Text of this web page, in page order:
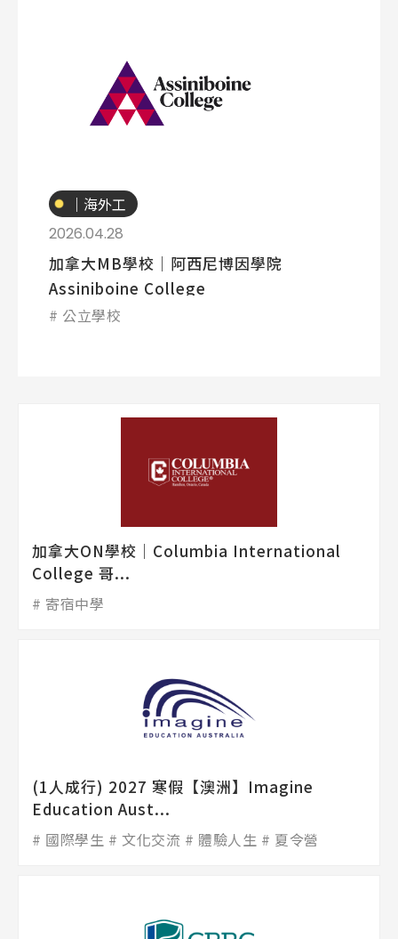
｜海外工
讀
2026.04.28
加拿大MB學校│阿西尼博因學院
Assiniboine College
公立學校
加拿大ON學校│Columbia International
College 哥...
寄宿中學
(1人成行) 2027 寒假【澳洲】Imagine
Education Aust...
國際學生 文化交流 體驗人生 夏令營